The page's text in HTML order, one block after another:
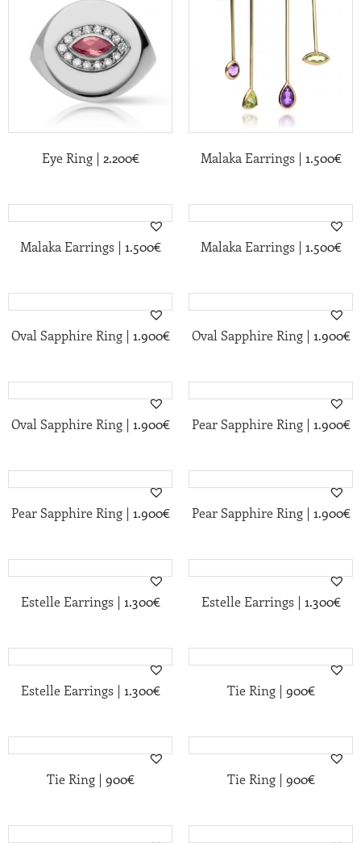
Eye Ring | 2.200€ Malaka Earrings | 1.500€
Malaka Earrings | 1.500€ Malaka Earrings | 1.500€
Oval Sapphire Ring | 1.900€ Oval Sapphire Ring | 1.900€
Oval Sapphire Ring | 1.900€ Pear Sapphire Ring | 1.900€
Pear Sapphire Ring | 1.900€ Pear Sapphire Ring | 1.900€
Estelle Earrings | 1.300€ Estelle Earrings | 1.300€
Estelle Earrings | 1.300€ Tie Ring | 900€
Tie Ring | 900€ Tie Ring | 900€